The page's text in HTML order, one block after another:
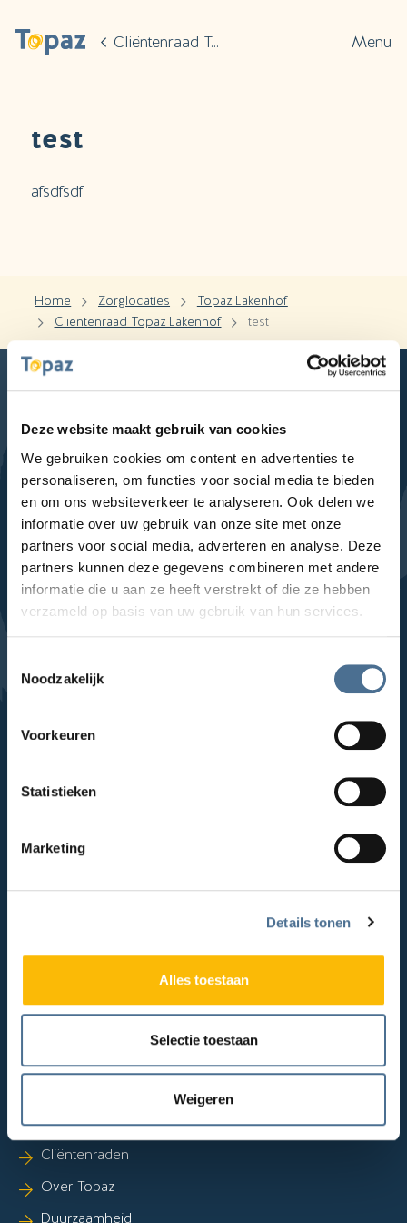
Deze website maakt gebruik van cookies
We gebruiken cookies om content en advertenties te
personaliseren, om functies voor social media te bieden
en om ons websiteverkeer te analyseren. Ook delen we
informatie over uw gebruik van onze site met onze
partners voor social media, adverteren en analyse. Deze
partners kunnen deze gegevens combineren met andere
informatie die u aan ze heeft verstrekt of die ze hebben
verzameld op basis van uw gebruik van hun services.
Noodzakelijk
Voorkeuren
Statistieken
Marketing
Details tonen
Alles toestaan
Selectie toestaan
Weigeren
Cliëntenraad Topaz Lakenhof
Menu
test
afsdfsdf
Home Zorglocaties
Topaz Lakenhof
Cliëntenraad Topaz Lakenhof
test
LinkedIn
Facebook
YouTube
Instagram
Locaties
Sla Locaties-links over
Topaz Foreschate
Topaz Haagwijk
Topaz Lakenhof
Topaz Overduin
Topaz Revitel
Expertises
Syndroom van Korsakov
Zie ook
Cliëntportaal
Cliëntenraden
Over Topaz
Duurzaamheid